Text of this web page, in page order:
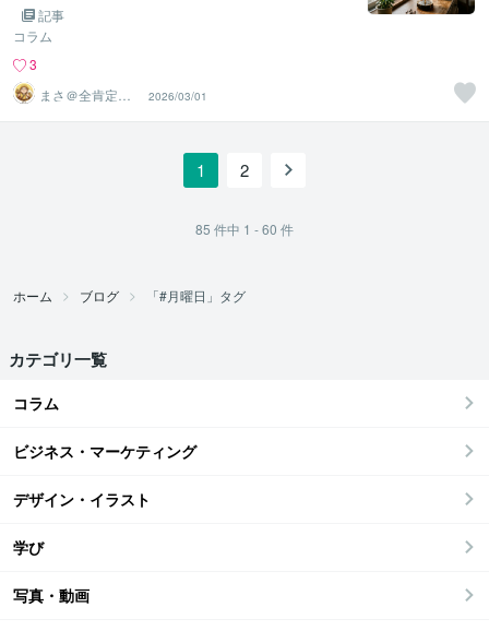
記事
コラム
3
まさ＠全肯定の
関西アニキ
2026/03/01
1 2
85 件中 1 - 60 件
ホーム ブログ 「#月曜日」タグ
カテゴリ一覧
コラム
ビジネス・マーケティング
デザイン・イラスト
学び
写真・動画